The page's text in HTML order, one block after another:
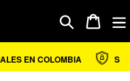
Buscar Carrito
EN COLOMBIA